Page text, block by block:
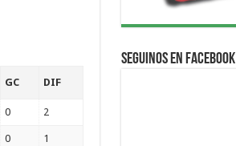
GC DIF
0 2
0 1
Seguinos en Facebook